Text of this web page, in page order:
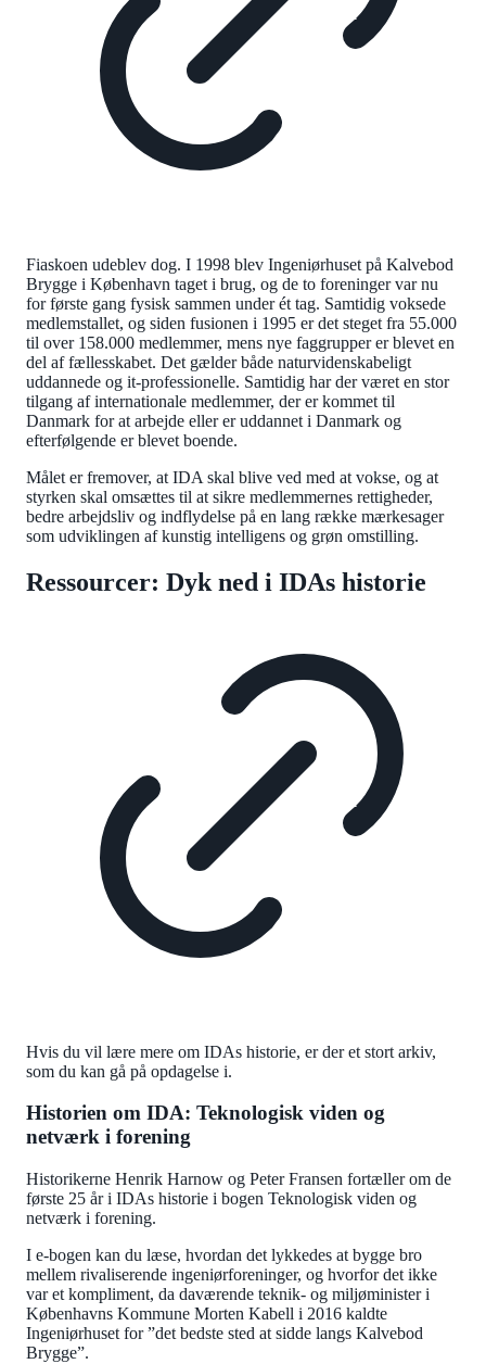
Fiaskoen udeblev dog. I 1998 blev Ingeniørhuset på Kalvebod
Brygge i København taget i brug, og de to foreninger var nu
for første gang fysisk sammen under ét tag. Samtidig voksede
medlemstallet, og siden fusionen i 1995 er det steget fra 55.000
til over 158.000 medlemmer, mens nye faggrupper er blevet en
del af fællesskabet. Det gælder både naturvidenskabeligt
uddannede og it-professionelle. Samtidig har der været en stor
tilgang af internationale medlemmer, der er kommet til
Danmark for at arbejde eller er uddannet i Danmark og
efterfølgende er blevet boende.
Målet er fremover, at IDA skal blive ved med at vokse, og at
styrken skal omsættes til at sikre medlemmernes rettigheder,
bedre arbejdsliv og indflydelse på en lang række mærkesager
som udviklingen af kunstig intelligens og grøn omstilling.
Ressourcer: Dyk ned i IDAs historie
Hvis du vil lære mere om IDAs historie, er der et stort arkiv,
som du kan gå på opdagelse i.
Historien om IDA: Teknologisk viden og
netværk i forening
Historikerne Henrik Harnow og Peter Fransen fortæller om de
første 25 år i IDAs historie i bogen Teknologisk viden og
netværk i forening.
I e-bogen kan du læse, hvordan det lykkedes at bygge bro
mellem rivaliserende ingeniørforeninger, og hvorfor det ikke
var et kompliment, da daværende teknik- og miljøminister i
Københavns Kommune Morten Kabell i 2016 kaldte
Ingeniørhuset for ”det bedste sted at sidde langs Kalvebod
Brygge”.